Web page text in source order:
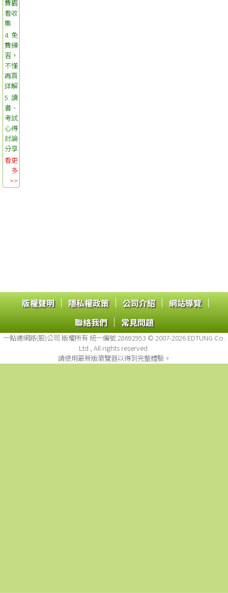
費觀
看收
集
4. 免
費練
習，
不懂
再買
詳解
5. 讀
書、
考試
心得
討論
分享
看更
多
>>
版權聲明 | 隱私權政策 | 公司介紹 | 網站導覽 |
聯絡我們 | 常見問題
一點通網路(股)公司 版權所有 統一編號:28692953 © 2007-2026 EDTUNG Co.
Ltd., All rights reserved.
請使用最新版瀏覽器以得到完整體驗。